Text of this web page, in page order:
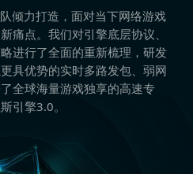
倾力打造，面对当下网络游戏
痛点。我们对引擎底层协议、
进行了全面的重新梳理，研发
具优势的实时多路发包、弱网
全球海量游戏独享的高速专
引擎3.0。